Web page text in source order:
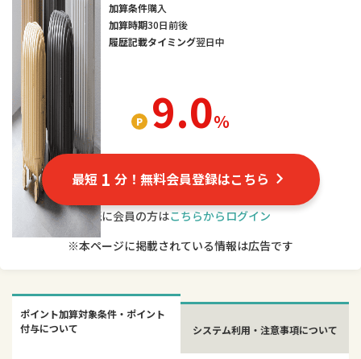
9.0％
加算条件購入
加算時期30日前後
履歴記載タイミング翌日中
最短 1 分！無料会員登録はこちら
既に会員の方はこちらからログイン
※本ページに掲載されている情報は広告です
ポイント加算対象条件・ポイント
付与について
システム利用・注意事項について